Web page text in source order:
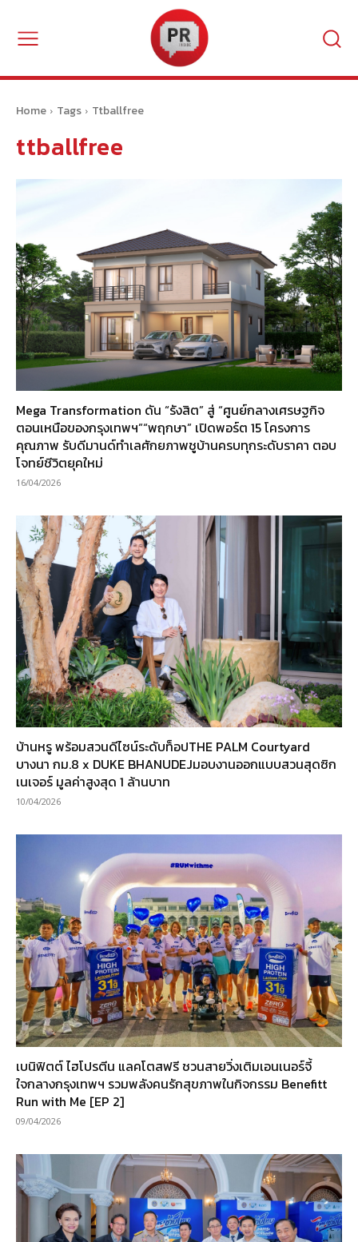
Home Tags Ttballfree
ttballfree
Mega Transformation ดัน “รังสิต” สู่ “ศูนย์กลางเศรษฐกิจ
ตอนเหนือของกรุงเทพฯ”“พฤกษา” เปิดพอร์ต 15 โครงการ
คุณภาพ รับดีมานด์ทำเลศักยภาพชูบ้านครบทุกระดับราคา ตอบ
โจทย์ชีวิตยุคใหม่
16/04/2026
บ้านหรู พร้อมสวนดีไซน์ระดับท็อปTHE PALM Courtyard
บางนา กม.8 x DUKE BHANUDEJมอบงานออกแบบสวนสุดซิก
เนเจอร์ มูลค่าสูงสุด 1 ล้านบาท
10/04/2026
เบนิฟิตต์ ไฮโปรตีน แลคโตสฟรี ชวนสายวิ่งเติมเอนเนอร์จี้
ใจกลางกรุงเทพฯ รวมพลังคนรักสุขภาพในกิจกรรม Benefitt
Run with Me [EP 2]
09/04/2026